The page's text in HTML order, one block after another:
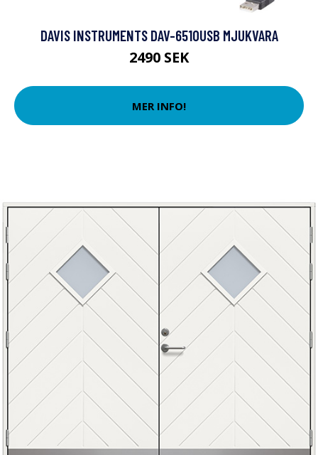
DAVIS INSTRUMENTS DAV-6510USB MJUKVARA
2490 SEK
MER INFO!